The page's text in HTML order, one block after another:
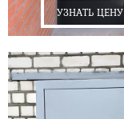
УЗНАТЬ ЦЕНУ